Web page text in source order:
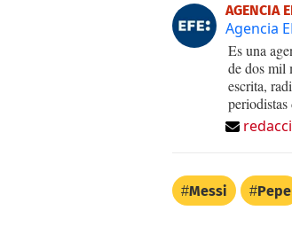
AGENCIA
Agencia
Es una
de dos mil
escrita,
periodistas
Messi Pepe